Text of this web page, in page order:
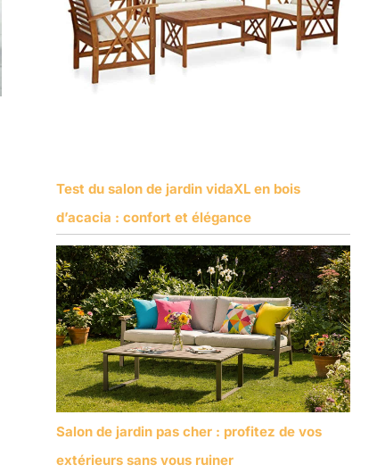
Test du salon de jardin vidaXL en bois
d’acacia : confort et élégance
Salon de jardin pas cher : profitez de vos
extérieurs sans vous ruiner